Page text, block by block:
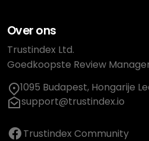
Over ons
Trustindex Ltd.
Goedkoopste Review
1095 Budapest, Hongarije
support@trustindex.io
Trustindex Community